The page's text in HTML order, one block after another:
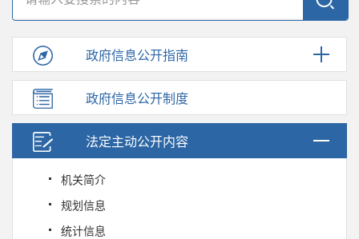
政府信息公开指南
政府信息公开制度
法定主动公开内容
机关简介
规划信息
统计信息